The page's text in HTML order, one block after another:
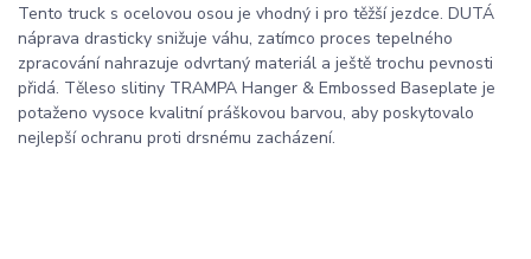
Tento truck s ocelovou osou je vhodný i pro těžší jezdce. DUTÁ
náprava drasticky snižuje váhu, zatímco proces tepelného
zpracování nahrazuje odvrtaný materiál a ještě trochu pevnosti
přidá. Těleso slitiny TRAMPA Hanger & Embossed Baseplate je
potaženo vysoce kvalitní práškovou barvou, aby poskytovalo
nejlepší ochranu proti drsnému zacházení.